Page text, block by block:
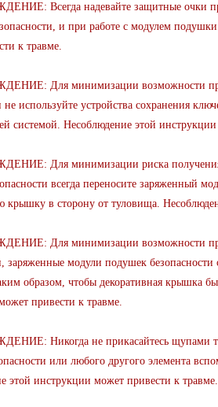
Всегда надевайте защитные очки
и при работе с модулем
к травме.
Для минимизации возможности
не используйте устройства сохранения
системой. Несоблюдение этой
Для минимизации риска получения
всегда переносите заряженный
крышку в сторону от туловища.
Для минимизации возможности
заряженные модули подушек безопасности
образом, чтобы декоративная крышка
привести к травме.
Никогда не прикасайтесь щупами
или любого другого элемента
этой инструкции может привести к травме.